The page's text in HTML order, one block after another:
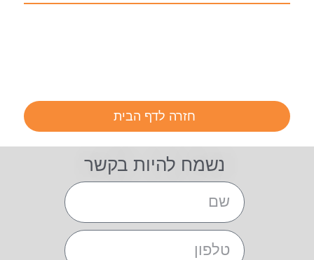
חזרה לדף הבית
נשמח להיות בקשר